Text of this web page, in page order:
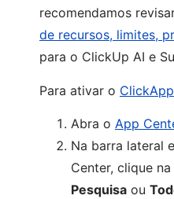
recomendamos
de recursos, limites,
para o ClickUp AI e
Para ativar o ClickApp
Abra o App
Na barra lateral
Center, clique
Pesquisa ou